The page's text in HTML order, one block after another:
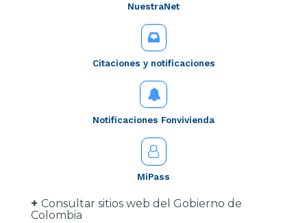
NuestraNet
Citaciones y notificaciones
Notificaciones Fonvivienda
MiPass
Consultar sitios web del Gobierno de
Colombia